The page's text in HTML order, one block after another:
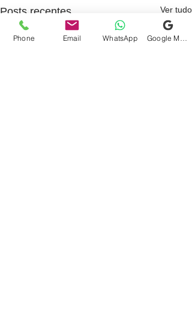
Posts recentes Ver tudo
Phone Email WhatsApp